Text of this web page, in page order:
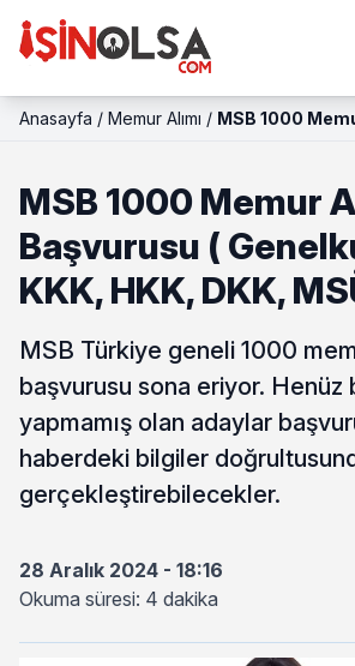
Anasayfa / Memur Alımı / MSB 1000
MSB 1000 Memur
Başvurusu (
KKK, HKK, DKK,
MSB Türkiye geneli 1000
başvurusu sona eriyor. Henüz
yapmamış olan adaylar
haberdeki bilgiler
gerçekleştirebilecekler.
28 Aralık 2024 - 18:16
Okuma süresi: 4 dakika